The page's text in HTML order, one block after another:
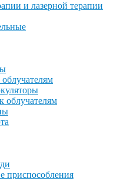
и лазерной терапии
облучателям
приспособления